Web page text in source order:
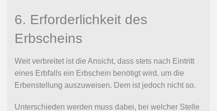
6. Erforderlichkeit des
Erbscheins
Weit verbreitet ist die Ansicht, dass stets nach Eintritt
eines Erbfalls ein Erbschein benötigt wird, um die
Erbenstellung auszuweisen. Dem ist jedoch nicht so.
Unterschieden werden muss dabei, bei welcher Stelle